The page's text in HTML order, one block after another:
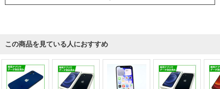
この商品を見ている人におすすめ